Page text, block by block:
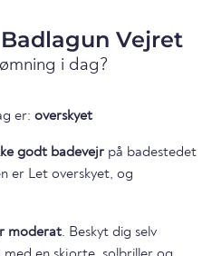
Vejret
i dag?
er: overskyet
godt badevejr på badestedet
er Let overskyet, og
moderat. Beskyt dig selv